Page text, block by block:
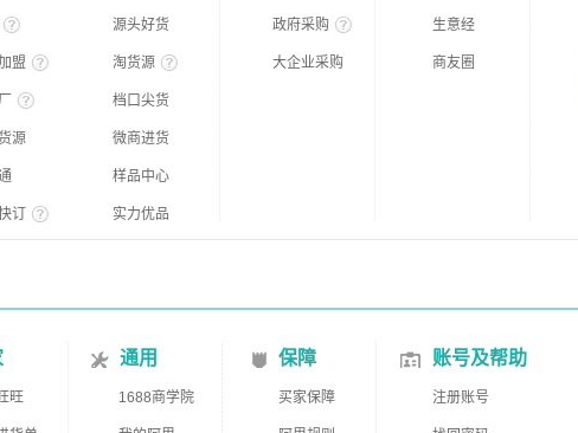
源头好货
盟 淘货源
档口尖货
源 微商进货
样品中心
订 实力优品
政府采购
大企业采购
生意经
商友圈
旺
通用
1688商学院
保障
买家保障
账号及帮助
注册账号